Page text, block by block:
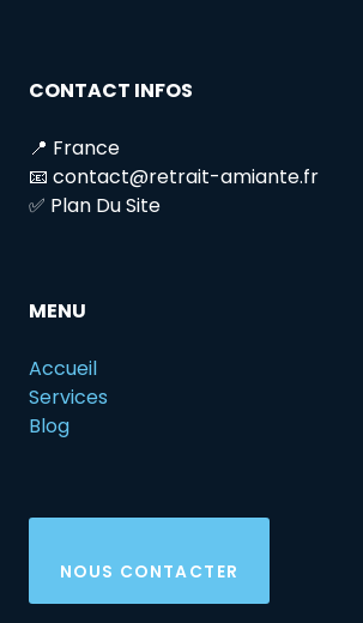
CONTACT INFOS
📍 France
📧 contact@retrait-amiante.fr
✅ Plan Du Site
MENU
Accueil
Services
Blog
NOUS CONTACTER